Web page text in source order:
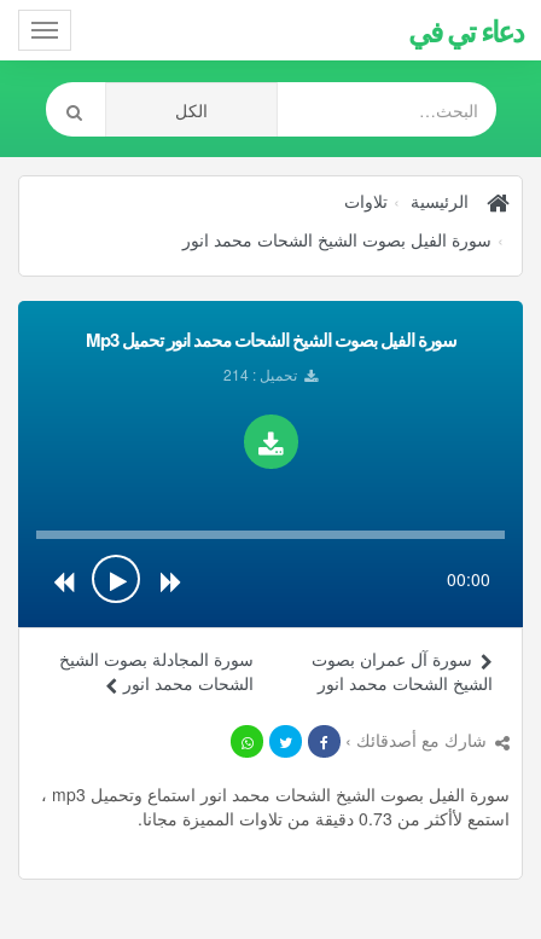
دعاء تي في
الرئيسية
تلاوات
سورة الفيل بصوت الشيخ الشحات محمد انور
سورة الفيل بصوت الشيخ الشحات محمد انور تحميل Mp3
تحميل : 214
00:00
سورة المجادلة بصوت الشيخ
الشحات محمد انور
سورة آل عمران بصوت
الشيخ الشحات محمد انور
شارك مع أصدقائك ›
سورة الفيل بصوت الشيخ الشحات محمد انور استماع وتحميل mp3 ،
استمع لأأكثر من 0.73 دقيقة من تلاوات المميزة مجانا.